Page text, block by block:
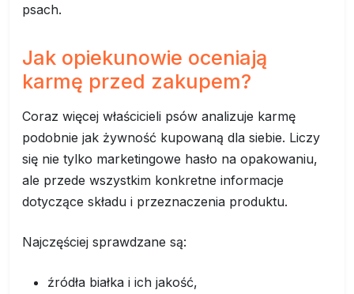
psach.
Jak opiekunowie oceniają
karmę przed zakupem?
Coraz więcej właścicieli psów analizuje karmę
podobnie jak żywność kupowaną dla siebie. Liczy
się nie tylko marketingowe hasło na opakowaniu,
ale przede wszystkim konkretne informacje
dotyczące składu i przeznaczenia produktu.
Najczęściej sprawdzane są:
źródła białka i ich jakość,